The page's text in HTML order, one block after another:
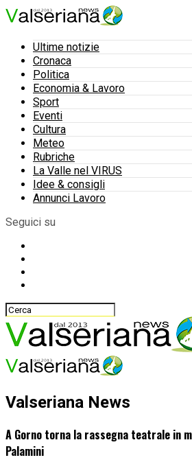
Ultime notizie
Cronaca
Politica
Economia & Lavoro
Sport
Eventi
Cultura
Meteo
Rubriche
La Valle nel VIRUS
Idee & consigli
Annunci Lavoro
Seguici su
Valseriana News
A Gorno torna la rassegna teatrale in
Palamini